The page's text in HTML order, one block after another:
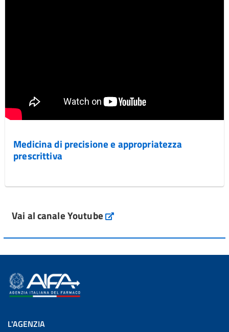
Medicina di precisione e appropriatezza
prescrittiva
Vai al canale Youtube
L'AGENZIA